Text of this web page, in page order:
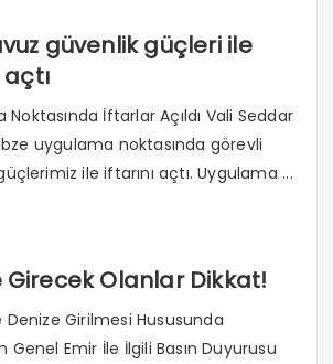
güvenlik güçleri ile
açtı
Noktasında İftarlar Açıldı Vali Seddar
uygulama noktasında görevli
ile iftarını açtı. Uygulama ...
Girecek Olanlar Dikkat!
Denize Girilmesi Hususunda
Genel Emir İle İlgili Basın Duyurusu